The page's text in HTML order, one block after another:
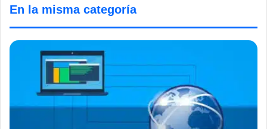
En la misma categoría